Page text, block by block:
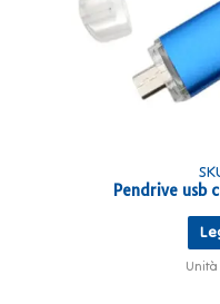
Pendrive usb
Unità